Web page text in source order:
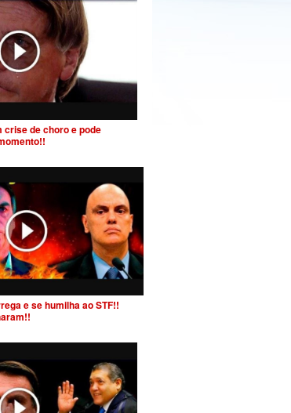
crise de choro e pode
e se humilha ao STF!!